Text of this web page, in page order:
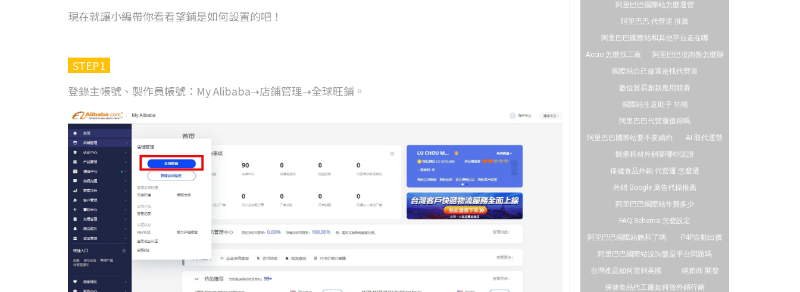
現在就讓小編帶你看看望鋪是如何設置的吧！
STEP1
登錄主帳號、製作員帳號：My Alibaba➝店鋪管理➝全球旺鋪。
阿里巴巴國際站怎麼運營
阿里巴巴 代營運 推薦
阿里巴巴國際站和其他平台差在哪
Accio 怎麼找工廠
阿里巴巴沒詢盤怎麼辦
國際站自己做還是找代營運
數位貿易創新應用競賽
國際站生意助手 功能
阿里巴巴代營運值得嗎
阿里巴巴國際站要不要續約
AI 取代運營
醫療耗材外銷要哪些認證
保健食品外銷 代營運 怎麼選
外銷 Google 廣告代操推薦
阿里巴巴國際站年費多少
FAQ Schema 怎麼設定
阿里巴巴國際站飽和了嗎
P4P自動出價
阿里巴巴國際站沒詢盤是平台問題嗎
台灣產品如何賣到美國
經銷商 開發
保健食品代工廠如何做外銷行銷